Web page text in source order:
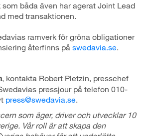
båda även har agerat Joint Lead
med transaktionen.
ramverk för gröna obligationer
återfinns på swedavia.se.
, kontakta Robert Pletzin, presschef
pressjour på telefon 010-
press@swedavia.se.
som äger, driver och utvecklar 10
Vår roll är att skapa den